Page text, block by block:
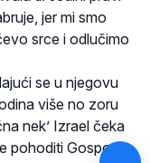
jer mi smo
srce i odlučimo
se u njegovu
više no zoru
nek’ Izrael čeka
pohoditi Gospodin